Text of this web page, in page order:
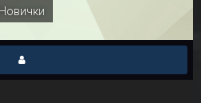
Новички